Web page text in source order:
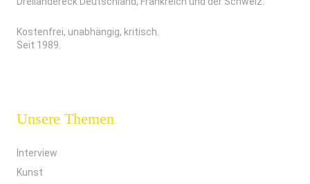
Kostenfrei, unabhängig, kritisch.
Seit 1989.
Unsere Themen
Interview
Kunst